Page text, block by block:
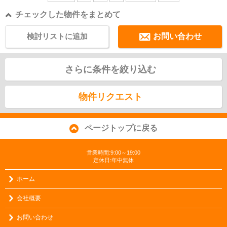
チェックした物件をまとめて
お問い合わせ
検討リストに追加
さらに条件を絞り込む
物件リクエスト
ページトップに戻る
営業時間:9:00～19:00
定休日:年中無休
ホーム
会社概要
お問い合わせ